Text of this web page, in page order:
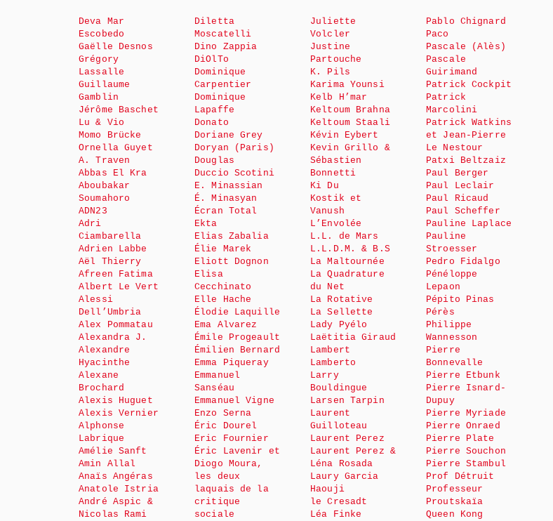
Deva Mar
Escobedo
Gaëlle Desnos
Grégory
Lassalle
Guillaume
Gamblin
Jérôme Baschet
Lu & Vio
Momo Brücke
Ornella Guyet
A. Traven
Abbas El Kra
Aboubakar
Soumahoro
ADN23
Adri
Ciambarella
Adrien Labbe
Aël Thierry
Afreen Fatima
Albert Le Vert
Alessi
Dell’Umbria
Alex Pommatau
Alexandra J.
Alexandre
Hyacinthe
Alexane
Brochard
Alexis Huguet
Alexis Vernier
Alphonse
Labrique
Amélie Sanft
Amin Allal
Anaïs Angéras
Anatole Istria
André Aspic &
Nicolas Rami
Diletta
Moscatelli
Dino Zappia
DiOlTo
Dominique
Carpentier
Dominique
Lapaffe
Donato
Doriane Grey
Doryan (Paris)
Douglas
Duccio Scotini
E. Minassian
É. Minasyan
Écran Total
Ekta
Elias Zabalia
Élie Marek
Eliott Dognon
Elisa
Cecchinato
Elle Hache
Élodie Laquille
Ema Alvarez
Émile Progeault
Émilien Bernard
Emma Piqueray
Emmanuel
Sanséau
Emmanuel Vigne
Enzo Serna
Éric Dourel
Eric Fournier
Éric Lavenir et
Diogo Moura,
les deux
laquais de la
critique
sociale
Juliette
Volcler
Justine
Partouche
K. Pils
Karima Younsi
Kelb H’mar
Keltoum Brahna
Keltoum Staali
Kévin Eybert
Kevin Grillo &
Sébastien
Bonnetti
Ki Du
Kostik et
Vanush
L’Envolée
L.L. de Mars
L.L.D.M. & B.S
La Maltournée
La Quadrature
du Net
La Rotative
La Sellette
Lady Pyélo
Laëtitia Giraud
Lambert
Lamberto
Larry
Bouldingue
Larsen Tarpin
Laurent
Guilloteau
Laurent Perez
Laurent Perez &
Léna Rosada
Laury Garcia
Haouji
le Cresadt
Léa Finke
Pablo Chignard
Paco
Pascale (Alès)
Pascale
Guirimand
Patrick Cockpit
Patrick
Marcolini
Patrick Watkins
et Jean-Pierre
Le Nestour
Patxi Beltzaiz
Paul Berger
Paul Leclair
Paul Ricaud
Paul Scheffer
Pauline Laplace
Pauline
Stroesser
Pedro Fidalgo
Pénéloppe
Lepaon
Pépito Pinas
Pérès
Philippe
Wannesson
Pierre
Bonnevalle
Pierre Etbunk
Pierre Isnard-
Dupuy
Pierre Myriade
Pierre Onraed
Pierre Plate
Pierre Souchon
Pierre Stambul
Prof Détruit
Professeur
Proutskaïa
Queen Kong